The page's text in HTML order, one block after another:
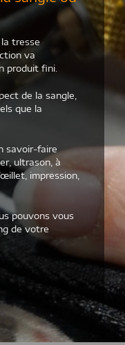
la tresse
va
produit fini.
de la sangle,
que la
savoir-faire
ultrason, à
impression,
pouvons vous
de votre